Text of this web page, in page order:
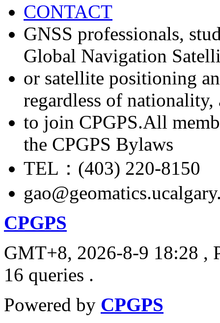
CONTACT
GNSS professionals,
Global Navigation
or satellite positioning
regardless of nationality,
to join CPGPS.All
the CPGPS Bylaws
TEL：(403) 220-8150
CPGPS
GMT+8, 2026-8-9 18:28 ,
16 queries .
Powered by CPGPS